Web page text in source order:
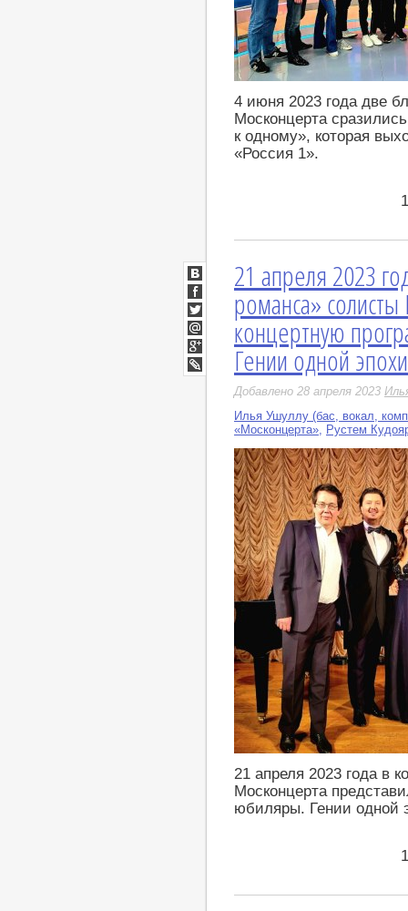
4 июня 2023 года две
Москонцерта
к одному», которая
«Россия 1».
21 апреля 2023
романса»
концертную
Гении одной
Добавлено 28 апреля 2023
Илья Ушуллу (бас, вокал,
«Москонцерта», Рустем
21 апреля 2023 года в
Москонцерта
юбиляры. Гении одной
ВКонтакте
Facebook
Twitter
Мой
Мир
Google+
LiveJournal